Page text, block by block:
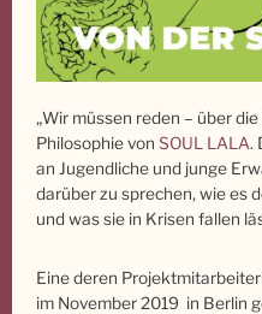
„Wir müssen reden – über
Philosophie von SOUL LALA.
an Jugendliche und junge
darüber zu sprechen, wie es
und was sie in Krisen fallen
Eine deren
im November 2019 in Berlin